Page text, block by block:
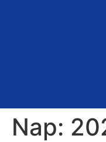
Nap: